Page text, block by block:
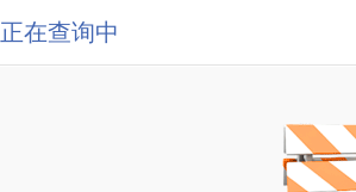
正在查询中